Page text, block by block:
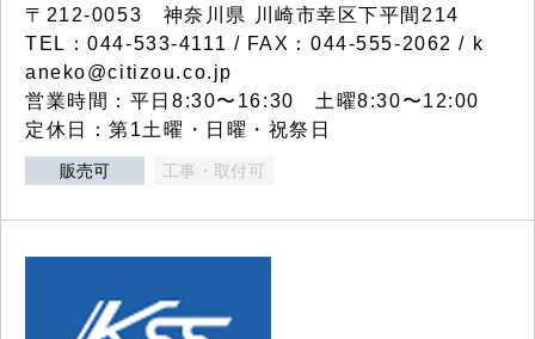
〒212-0053 神奈川県 川崎市幸区下平間214
TEL：044-533-4111 / FAX：044-555-2062 / k
aneko@citizou.co.jp
営業時間：平日8:30〜16:30 土曜8:30〜12:00
定休日：第1土曜・日曜・祝祭日
販売可 工事・取付可